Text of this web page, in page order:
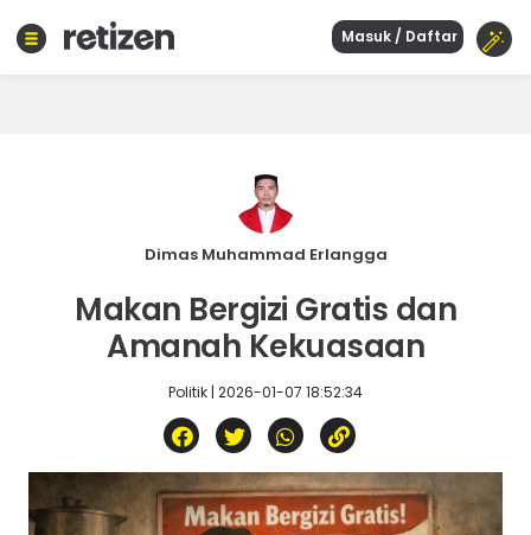
Masuk / Daftar
Dimas Muhammad Erlangga
Makan Bergizi Gratis dan
Amanah Kekuasaan
Politik | 2026-01-07 18:52:34
Sejarah
Kuliner
Wisata